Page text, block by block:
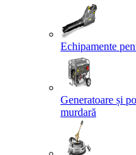
Echipamente
Generatoare și
murdară